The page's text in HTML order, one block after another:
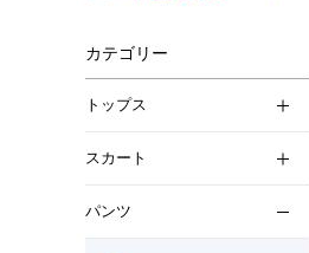
カテゴリー
トップス
スカート
パンツ